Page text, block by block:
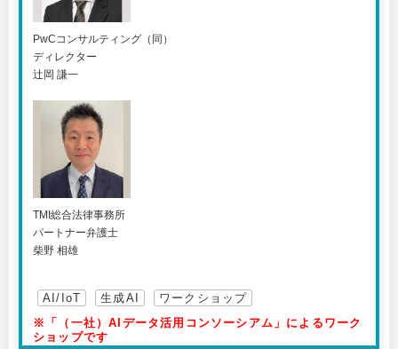
PwCコンサルティング（同）
ディレクター
辻岡 謙一
TMI総合法律事務所
パートナー弁護士
柴野 相雄
AI/IoT 生成AI
ワークショップ
※「（一社）AIデータ活用コンソーシアム」によるワーク
ショップです